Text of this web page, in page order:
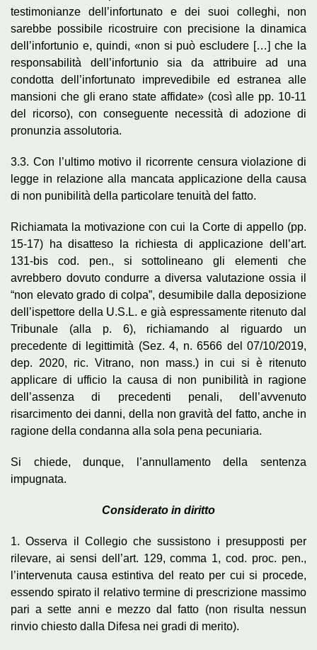
testimonianze dell’infortunato e dei suoi colleghi, non
sarebbe possibile ricostruire con precisione la dinamica
dell’infortunio e, quindi, «non si può escludere […] che la
responsabilità dell’infortunio sia da attribuire ad una
condotta dell’infortunato imprevedibile ed estranea alle
mansioni che gli erano state affidate» (così alle pp. 10-11
del ricorso), con conseguente necessità di adozione di
pronunzia assolutoria.
3.3. Con l’ultimo motivo il ricorrente censura violazione di
legge in relazione alla mancata applicazione della causa
di non punibilità della particolare tenuità del fatto.
Richiamata la motivazione con cui la Corte di appello (pp.
15-17) ha disatteso la richiesta di applicazione dell’art.
131-bis cod. pen., si sottolineano gli elementi che
avrebbero dovuto condurre a diversa valutazione ossia il
“non elevato grado di colpa”, desumibile dalla deposizione
dell’ispettore della U.S.L. e già espressamente ritenuto dal
Tribunale (alla p. 6), richiamando al riguardo un
precedente di legittimità (Sez. 4, n. 6566 del 07/10/2019,
dep. 2020, ric. Vitrano, non mass.) in cui si è ritenuto
applicare di ufficio la causa di non punibilità in ragione
dell’assenza di precedenti penali, dell’avvenuto
risarcimento dei danni, della non gravità del fatto, anche in
ragione della condanna alla sola pena pecuniaria.
Si chiede, dunque, l’annullamento della sentenza
impugnata.
Considerato in diritto
1. Osserva il Collegio che sussistono i presupposti per
rilevare, ai sensi dell’art. 129, comma 1, cod. proc. pen.,
l’intervenuta causa estintiva del reato per cui si procede,
essendo spirato il relativo termine di prescrizione massimo
pari a sette anni e mezzo dal fatto (non risulta nessun
rinvio chiesto dalla Difesa nei gradi di merito).